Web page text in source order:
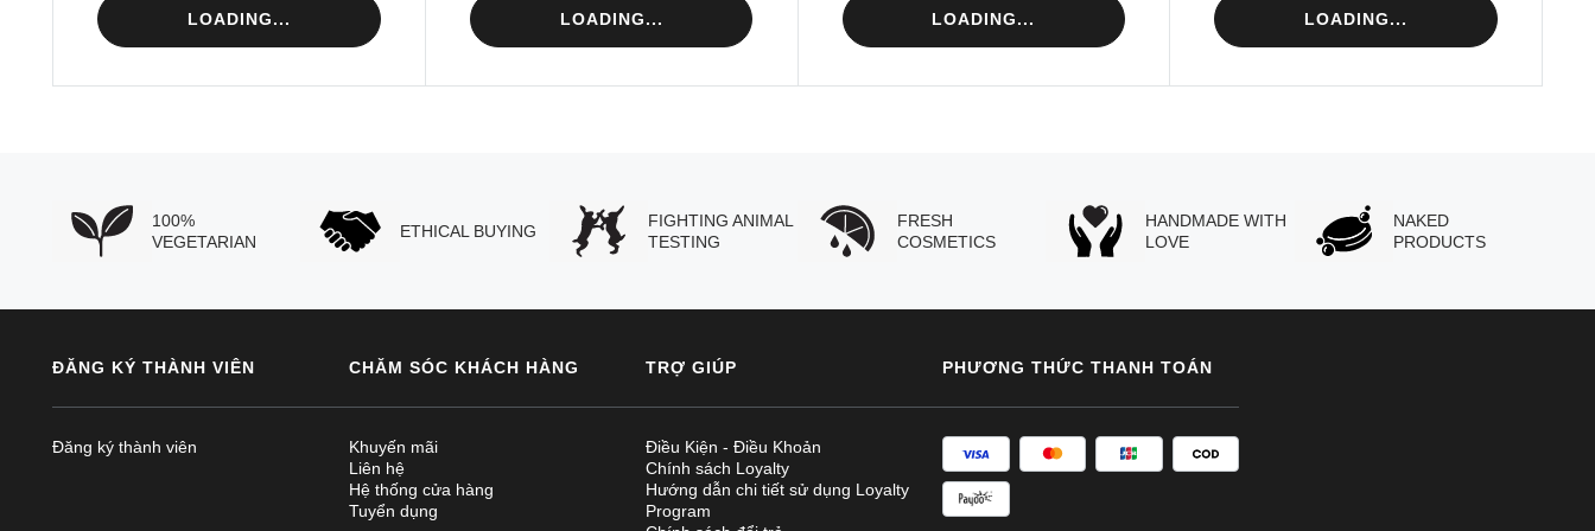
LOADING... LOADING... LOADING... LOADING...
100%
VEGETARIAN
ETHICAL BUYING
FIGHTING ANIMAL
TESTING
FRESH
COSMETICS
HANDMADE WITH
LOVE
NAKED
PRODUCTS
ĐĂNG KÝ THÀNH VIÊN
Đăng ký thành viên
CHĂM SÓC KHÁCH HÀNG
Khuyến mãi
Liên hệ
Hệ thống cửa hàng
Tuyển dụng
TRỢ GIÚP
Điều Kiện - Điều Khoản
Chính sách Loyalty
Hướng dẫn chi tiết sử dụng Loyalty
Program
PHƯƠNG THỨC THANH TOÁN